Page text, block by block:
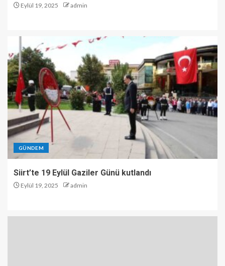
Eylül 19, 2025 admin
GÜNDEM
Siirt’te 19 Eylül Gaziler Günü kutlandı
Eylül 19, 2025 admin